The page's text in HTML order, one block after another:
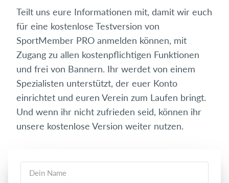
Teilt uns eure Informationen mit, damit wir euch
für eine kostenlose Testversion von
SportMember PRO anmelden können, mit
Zugang zu allen kostenpflichtigen Funktionen
und frei von Bannern. Ihr werdet von einem
Spezialisten unterstützt, der euer Konto
einrichtet und euren Verein zum Laufen bringt.
Und wenn ihr nicht zufrieden seid, können ihr
unsere kostenlose Version weiter nutzen.